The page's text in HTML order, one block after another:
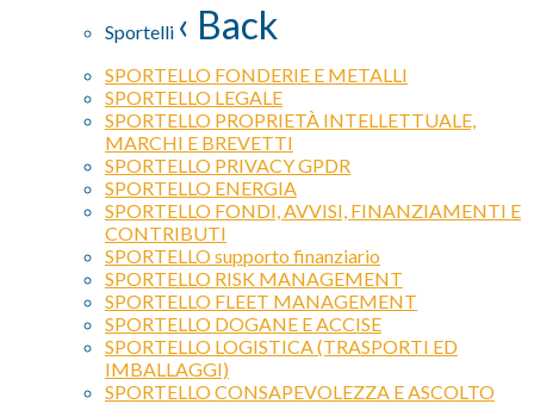
Sportelli ‹ Back
SPORTELLO FONDERIE E METALLI
SPORTELLO LEGALE
SPORTELLO PROPRIETÀ INTELLETTUALE,
MARCHI E BREVETTI
SPORTELLO PRIVACY GPDR
SPORTELLO ENERGIA
SPORTELLO FONDI, AVVISI, FINANZIAMENTI E
CONTRIBUTI
SPORTELLO supporto finanziario
SPORTELLO RISK MANAGEMENT
SPORTELLO FLEET MANAGEMENT
SPORTELLO DOGANE E ACCISE
SPORTELLO LOGISTICA (TRASPORTI ED
IMBALLAGGI)
SPORTELLO CONSAPEVOLEZZA E ASCOLTO